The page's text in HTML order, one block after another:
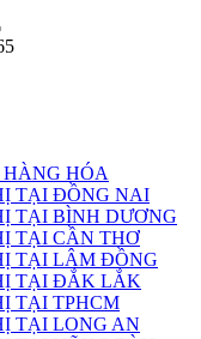
HÓA
TẠI ĐỒNG NAI
TẠI BÌNH DƯƠNG
TẠI CẦN THƠ
TẠI LÂM ĐỒNG
TẠI ĐẮK LẮK
TẠI TPHCM
TẠI LONG AN